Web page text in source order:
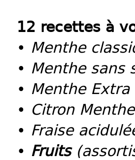
12 recettes à
• Menthe
• Menthe sans
• Menthe Extra
• Citron
• Fraise
• Fruits